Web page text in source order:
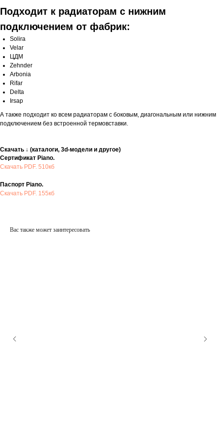
Подходит к радиаторам с нижним
подключением от фабрик:
Solira
Velar
ЦДМ
Zehnder
Arbonia
Rifar
Delta
Irsap
А также подходит ко всем радиаторам с боковым, диагональным или нижним
подключением без встроенной термовставки.
Скачать ↓ (каталоги, 3d-модели и другое)
Сертификат Piano.
Скачать PDF. 510кб
Паспорт Piano.
Скачать PDF. 155кб
Вас также может заинтересовать